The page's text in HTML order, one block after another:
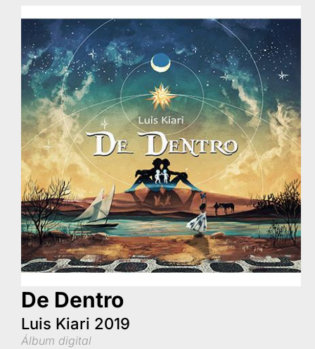
De Dentro
Luis Kiari 2019
Álbum digital